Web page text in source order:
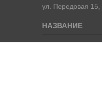
ул. Передовая